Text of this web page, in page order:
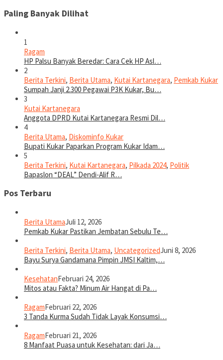
Paling Banyak Dilihat
1
Ragam
HP Palsu Banyak Beredar: Cara Cek HP Asl…
2
Berita Terkini, Berita Utama, Kutai Kartanegara, Pemkab Kukar
Sumpah Janji 2.300 Pegawai P3K Kukar, Bu…
3
Kutai Kartanegara
Anggota DPRD Kutai Kartanegara Resmi Dil…
4
Berita Utama, Diskominfo Kukar
Bupati Kukar Paparkan Program Kukar Idam…
5
Berita Terkini, Kutai Kartanegara, Pilkada 2024, Politik
Bapaslon “DEAL” Dendi-Alif R…
Pos Terbaru
Berita UtamaJuli 12, 2026
Pemkab Kukar Pastikan Jembatan Sebulu Te…
Berita Terkini, Berita Utama, UncategorizedJuni 8, 2026
Bayu Surya Gandamana Pimpin JMSI Kaltim,…
KesehatanFebruari 24, 2026
Mitos atau Fakta? Minum Air Hangat di Pa…
RagamFebruari 22, 2026
3 Tanda Kurma Sudah Tidak Layak Konsumsi…
RagamFebruari 21, 2026
8 Manfaat Puasa untuk Kesehatan: dari Ja…